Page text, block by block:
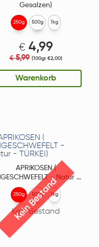
Gesalzen)
250g
€ 4,99
€5,99 (100gr €2,00)
Warenkorb
500g 1kg
APRIKOSEN (
- Natur -
TÜRKEI)
250g
Kein Bestand
Kein Bestand
500g 1kg